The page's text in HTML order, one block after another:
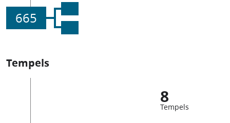
665
Tempels
8
Tempels